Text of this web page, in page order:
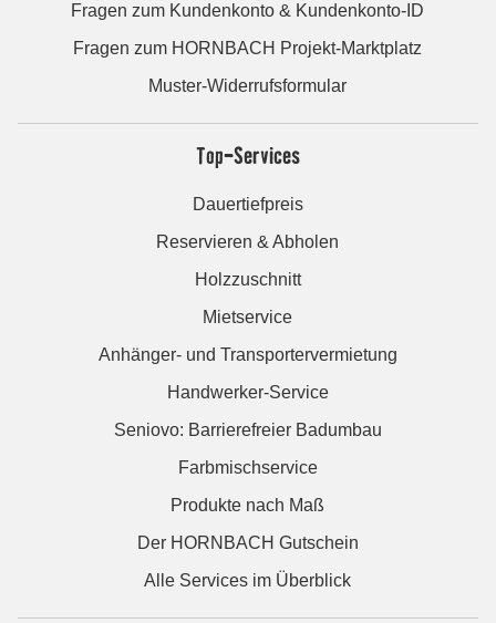
Fragen zum Kundenkonto & Kundenkonto-ID
Fragen zum HORNBACH Projekt-Marktplatz
Muster-Widerrufsformular
Top-Services
Dauertiefpreis
Reservieren & Abholen
Holzzuschnitt
Mietservice
Anhänger- und Transportervermietung
Handwerker-Service
Seniovo: Barrierefreier Badumbau
Farbmischservice
Produkte nach Maß
Der HORNBACH Gutschein
Alle Services im Überblick